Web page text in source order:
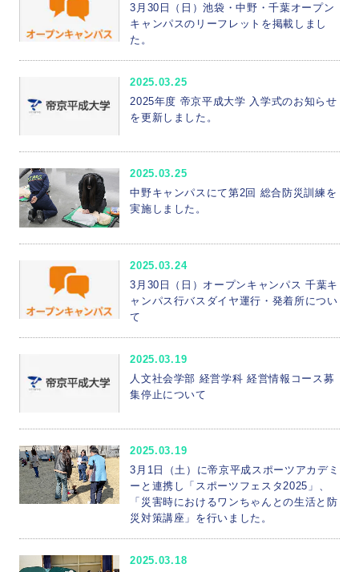
3月30日（日）池袋・中野・千葉オープン
キャンパスのリーフレットを掲載しまし
た。
2025.03.25
2025年度 帝京平成大学 入学式のお知らせ
を更新しました。
2025.03.25
中野キャンパスにて第2回 総合防災訓練を
実施しました。
2025.03.24
3月30日（日）オープンキャンパス 千葉キ
ャンパス行バスダイヤ運行・発着所につい
て
2025.03.19
人文社会学部 経営学科 経営情報コース募
集停止について
2025.03.19
3月1日（土）に帝京平成スポーツアカデミ
ーと連携し「スポーツフェスタ2025」、
「災害時におけるワンちゃんとの生活と防
災対策講座」を行いました。
2025.03.18